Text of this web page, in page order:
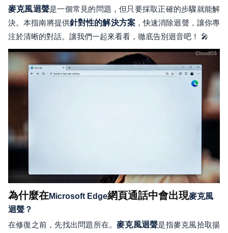
麥克風迴聲是一個常見的問題，但只要採取正確的步驟就能解
決。本指南將提供針對性的解決方案，快速消除迴聲，讓你專
注於清晰的對話。讓我們一起來看看，徹底告別迴音吧！ 🎤
為什麼在Microsoft Edge網頁通話中會出現麥克風
迴聲？
在修復之前，先找出問題所在。麥克風迴聲是指麥克風拾取揚